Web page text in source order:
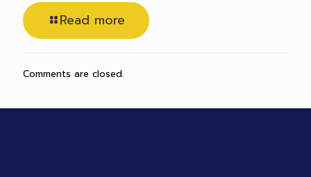
Read more
Comments are closed.